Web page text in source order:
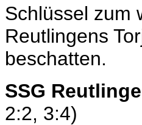
Schlüssel zum
Reutlingens
beschatten.
SSG
2:2, 3:4)